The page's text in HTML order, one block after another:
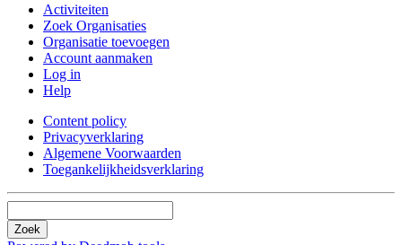
Activiteiten
Zoek Organisaties
Organisatie toevoegen
Account aanmaken
Log in
Help
Content policy
Privacyverklaring
Algemene Voorwaarden
Toegankelijkheidsverklaring
Zoek